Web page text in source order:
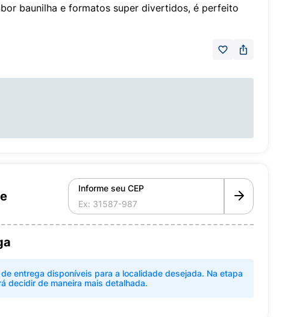
baunilha e formatos super divertidos, é perfeito
Informe seu CEP
entrega disponíveis para a localidade desejada. Na etapa
decidir de maneira mais detalhada.